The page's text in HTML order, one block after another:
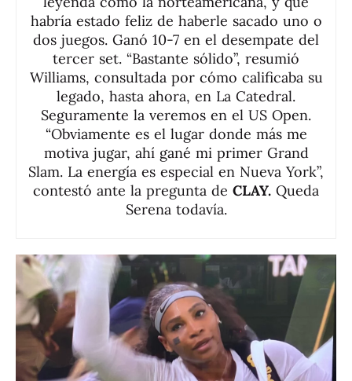
habría estado feliz de haberle sacado uno o
dos juegos. Ganó 10-7 en el desempate del
tercer set. “Bastante sólido”, resumió
Williams, consultada por cómo calificaba su
legado, hasta ahora, en La Catedral.
Seguramente la veremos en el US Open.
“Obviamente es el lugar donde más me
motiva jugar, ahí gané mi primer Grand
Slam. La energía es especial en Nueva York”,
contestó ante la pregunta de CLAY. Queda
Serena todavía.